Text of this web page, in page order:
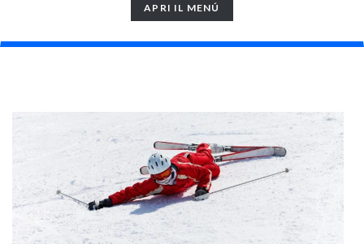
TOGGLE
NAVIGATION
APRI IL MENÚ